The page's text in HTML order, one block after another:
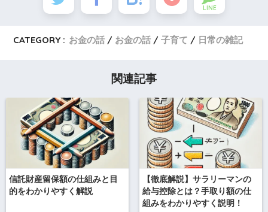
LINE
CATEGORY : お金の話 お金の話 子育て 日常の雑記
関連記事
信託財産留保額の仕組みと目
的をわかりやすく解説
【徹底解説】サラリーマンの
給与控除とは？手取り額の仕
組みをわかりやすく説明！